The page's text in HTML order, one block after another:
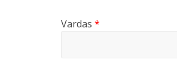
Vardas *